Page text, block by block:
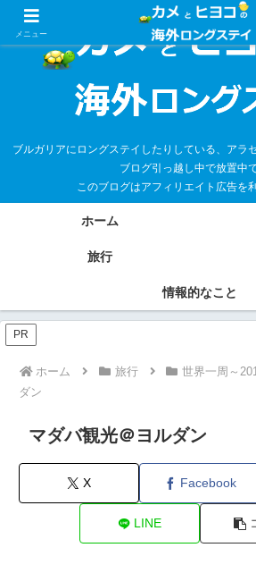
ブルガリアにロングステイしたりしている、アラ
ブログ引っ越し中で放置中で
このブログはアフィリエイト広告を
ホーム
旅行
情報的なこと
PR
ホーム 旅行 世界一周～
ダン
マダバ観光＠ヨルダン
X Facebook
LINE
メニュー